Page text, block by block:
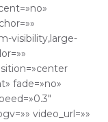
visibility,large-
fade=»no»
video_url=»»